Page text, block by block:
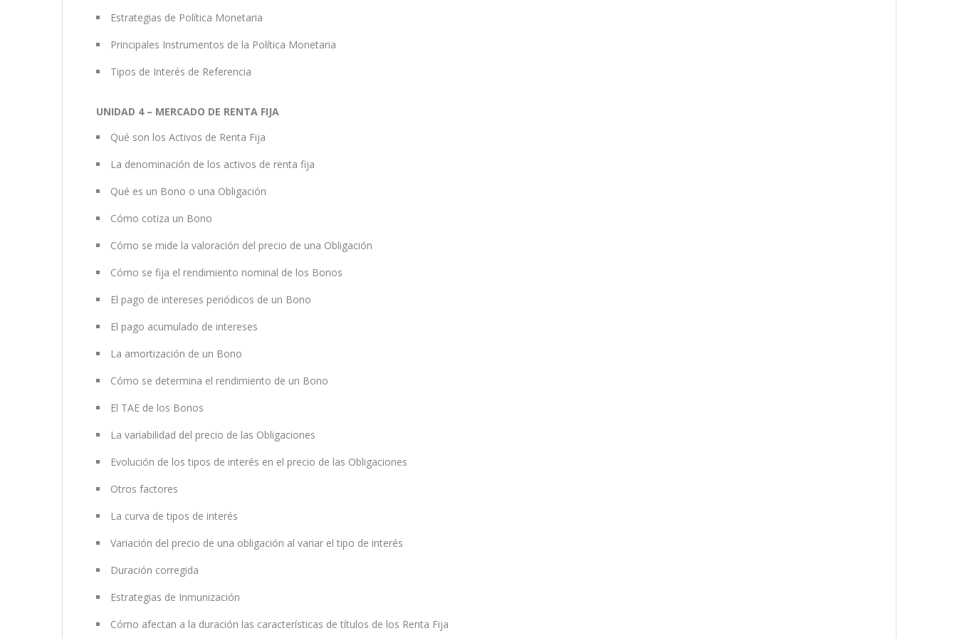
Estrategias de Política Monetaria
Principales Instrumentos de la Política Monetaria
Tipos de Interés de Referencia
UNIDAD 4 – MERCADO DE RENTA FIJA
Qué son los Activos de Renta Fija
La denominación de los activos de renta fija
Qué es un Bono o una Obligación
Cómo cotiza un Bono
Cómo se mide la valoración del precio de una Obligación
Cómo se fija el rendimiento nominal de los Bonos
El pago de intereses periódicos de un Bono
El pago acumulado de intereses
La amortización de un Bono
Cómo se determina el rendimiento de un Bono
El TAE de los Bonos
La variabilidad del precio de las Obligaciones
Evolución de los tipos de interés en el precio de las Obligaciones
Otros factores
La curva de tipos de interés
Variación del precio de una obligación al variar el tipo de interés
Duración corregida
Estrategias de Inmunización
Cómo afectan a la duración las características de títulos de los Renta Fija